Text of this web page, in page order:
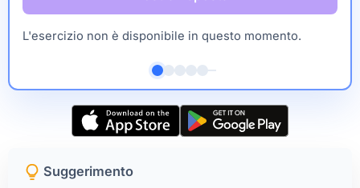
L'esercizio non è disponibile in questo momento.
Suggerimento